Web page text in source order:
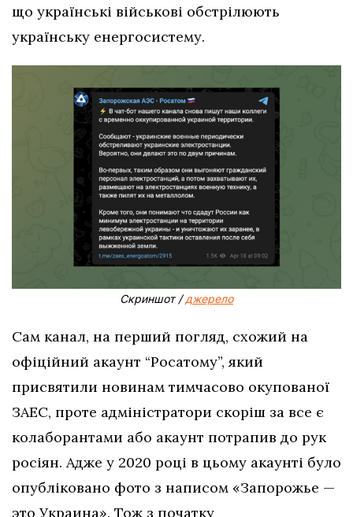
що українські військові обстрілюють
українську енергосистему.
Скриншот /джерело
Сам канал, на перший погляд, схожий на
офіційний акаунт “Росатому”, який
присвятили новинам тимчасово окупованої
ЗАЕС, проте адміністратори скоріш за все є
колаборантами або акаунт потрапив до рук
росіян. Адже у 2020 році в цьому акаунті було
опубліковано фото з написом «Запорожье —
это Украина». Тож з початку